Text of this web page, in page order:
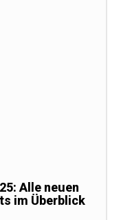
Alle neuen
im Überblick